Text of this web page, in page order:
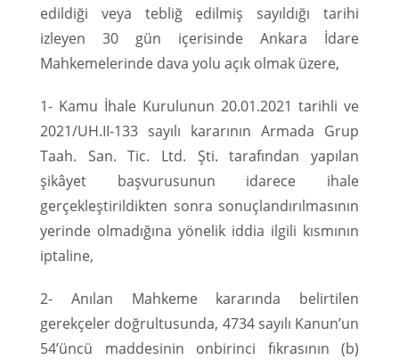
edildiği veya tebliğ edilmiş sayıldığı tarihi
izleyen 30 gün içerisinde Ankara İdare
Mahkemelerinde dava yolu açık olmak üzere,
1- Kamu İhale Kurulunun 20.01.2021 tarihli ve
2021/UH.II-133 sayılı kararının Armada Grup
Taah. San. Tic. Ltd. Şti. tarafından yapılan
şikâyet başvurusunun idarece ihale
gerçekleştirildikten sonra sonuçlandırılmasının
yerinde olmadığına yönelik iddia ilgili kısmının
iptaline,
2- Anılan Mahkeme kararında belirtilen
gerekçeler doğrultusunda, 4734 sayılı Kanun’un
54’üncü maddesinin onbirinci fıkrasının (b)